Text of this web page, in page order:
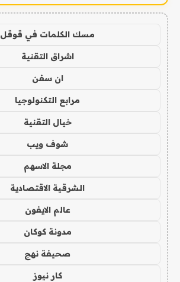
مسك الكلمات في قوقل
اشراق التقنية
ان سفن
مرابع التكنولوجيا
خيال التقنية
شوف ويب
مجلة الاسهم
الشرقية الاقتصادية
عالم الايفون
مدونة كوكان
صحيفة نهج
كار نيوز